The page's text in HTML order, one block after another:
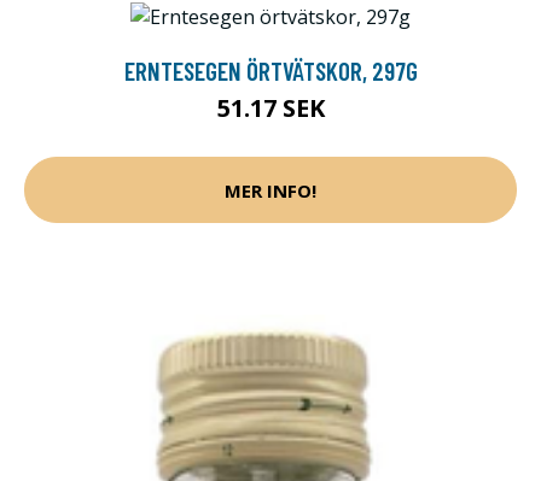
ERNTESEGEN ÖRTVÄTSKOR, 297G
51.17 SEK
MER INFO!